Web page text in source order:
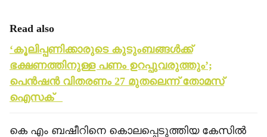
Read also
‘കൂലിപ്പണിക്കാരുടെ കുടുംബങ്ങള്‍ക്ക്
ഭക്ഷണത്തിനുള്ള പണം ഉറപ്പുവരുത്തും’;
പെന്‍ഷന്‍ വിതരണം 27 മുതലെന്ന് തോമസ്
ഐസക്
കെ എം ബഷീറിനെ കൊലപ്പെടുത്തിയ കേസില്‍